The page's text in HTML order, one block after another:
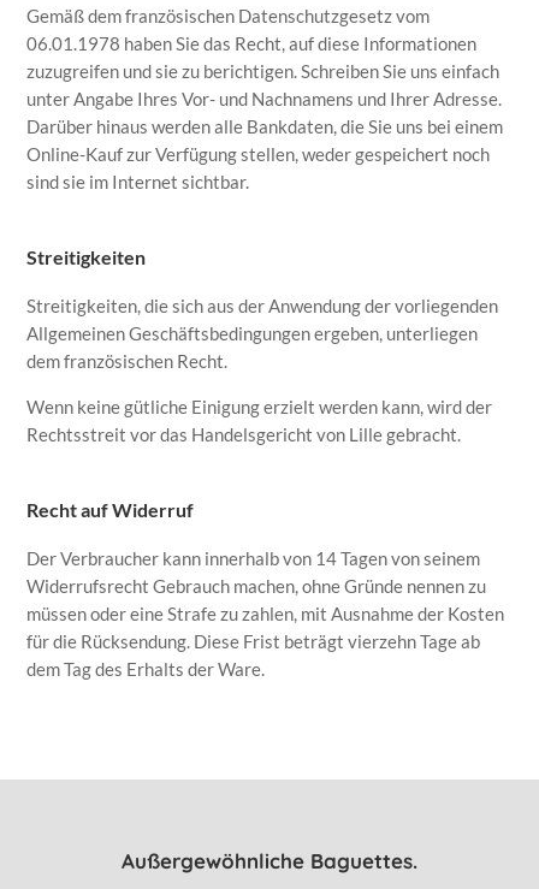
Gemäß dem französischen Datenschutzgesetz vom
06.01.1978 haben Sie das Recht, auf diese Informationen
zuzugreifen und sie zu berichtigen. Schreiben Sie uns einfach
unter Angabe Ihres Vor- und Nachnamens und Ihrer Adresse.
Darüber hinaus werden alle Bankdaten, die Sie uns bei einem
Online-Kauf zur Verfügung stellen, weder gespeichert noch
sind sie im Internet sichtbar.
Streitigkeiten
Streitigkeiten, die sich aus der Anwendung der vorliegenden
Allgemeinen Geschäftsbedingungen ergeben, unterliegen
dem französischen Recht.
Wenn keine gütliche Einigung erzielt werden kann, wird der
Rechtsstreit vor das Handelsgericht von Lille gebracht.
Recht auf Widerruf
Der Verbraucher kann innerhalb von 14 Tagen von seinem
Widerrufsrecht Gebrauch machen, ohne Gründe nennen zu
müssen oder eine Strafe zu zahlen, mit Ausnahme der Kosten
für die Rücksendung. Diese Frist beträgt vierzehn Tage ab
dem Tag des Erhalts der Ware.
Außergewöhnliche Baguettes.